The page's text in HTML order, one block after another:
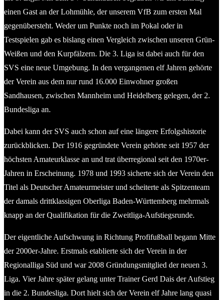
einen Gast an der Lohmühle, der unserem VfB zum ersten Mal
gegenübersteht. Weder um Punkte noch im Pokal oder in
Testspielen gab es bislang einen Vergleich zwischen unseren Grün-
Weißen und den Kurpfälzern. Die 3. Liga ist dabei auch für den
SVS eine neue Umgebung. In den vergangenen elf Jahren gehörte
der Verein aus dem nur rund 16.000 Einwohner großen
Sandhausen, zwischen Mannheim und Heidelberg gelegen, der 2.
Bundesliga an.
Dabei kann der SVS auch schon auf eine längere Erfolgshistorie
zurückblicken. Der 1916 gegründete Verein gehörte seit 1957 der
höchsten Amateurklasse an und trat überregional seit den 1970er-
Jahren in Erscheinung. 1978 und 1993 sicherte sich der Verein den
Titel als Deutscher Amateurmeister und scheiterte als Spitzenteam
der damals drittklassigen Oberliga Baden-Württemberg mehrmals
knapp an der Qualifikation für die Zweitliga-Aufstiegsrunde.
Der eigentliche Aufschwung in Richtung Profifußball begann Mitte
der 2000er-Jahre. Erstmals etablierte sich der Verein in der
Regionalliga Süd und war 2008 Gründungsmitglied der neuen 3.
Liga. Vier Jahre später gelang unter Trainer Gerd Dais der Aufstieg
in die 2. Bundesliga. Dort hielt sich der Verein elf Jahre lang quasi